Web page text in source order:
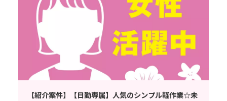
【紹介案件】【日勤専属】人気のシンプル軽作業☆未